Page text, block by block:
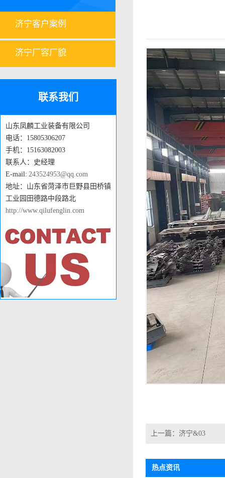
济宁客户案例
济宁厂容厂貌
联系我们
山东凤麟工业装备有限公司
电话：15805306207
手机：15163082003
联系人：史经理
E-mail: 243524953@qq.com
地址：山东省菏泽市巨野县田桥镇
工业园田德路中段路北
http://www.qilufenglin.com
上一篇： 济宁&03
热点资讯